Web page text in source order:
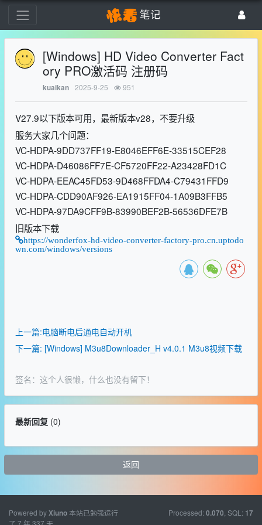
笔记
[Windows] HD Video Converter Fact
ory PRO激活码 注册码
kuaikan 2025-9-25 951
V27.9以下版本可用，最新版本v28，不要升级
服务大家几个问题：
VC-HDPA-9DD737FF19-E8046EFF6E-33515CEF28
VC-HDPA-D46086FF7E-CF5720FF22-A23428FD1C
VC-HDPA-EEAC45FD53-9D468FFDA4-C79431FFD9
VC-HDPA-CDD90AF926-EA1915FF04-1A09B3FFB5
VC-HDPA-97DA9CFF9B-83990BEF2B-56536DFE7B
旧版本下载
https://wonderfox-hd-video-converter-factory-pro.cn.uptodo
wn.com/windows/versions
上一篇:电脑断电后通电自动开机
下一篇: [Windows] M3u8Downloader_H v4.0.1 M3u8视频下载
签名：这个人很懒，什么也没有留下！
最新回复(0)
返回
Powered byXiuno本站已勉强运行
了 7 年 337 天
Processed: 0.070 , SQL: 17